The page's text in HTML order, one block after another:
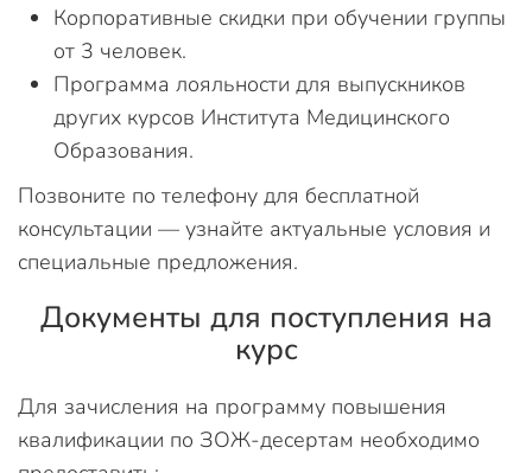
Корпоративные скидки при обучении группы
от 3 человек.
Программа лояльности для выпускников
других курсов Института Медицинского
Образования.
Позвоните по телефону для бесплатной
консультации — узнайте актуальные условия и
специальные предложения.
Документы для поступления на
курс
Для зачисления на программу повышения
квалификации по ЗОЖ-десертам необходимо